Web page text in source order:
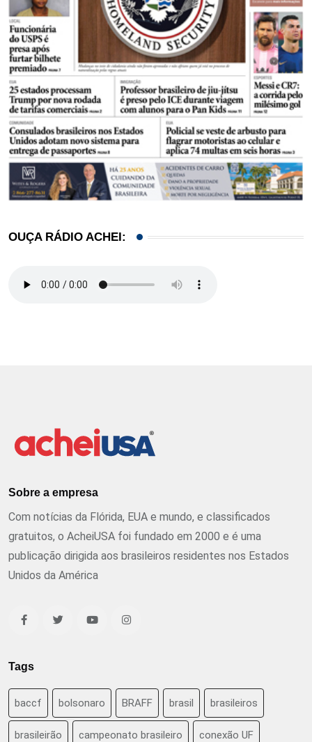
OUÇA RÁDIO ACHEI:
Sobre a empresa
Com notícias da Flórida, EUA e mundo, e classificados
gratuitos, o AcheiUSA foi fundado em 2000 e é uma
publicação dirigida aos brasileiros residentes nos Estados
Unidos da América
Tags
baccf bolsonaro BRAFF brasil brasileiros
brasileirão campeonato brasileiro conexão UF